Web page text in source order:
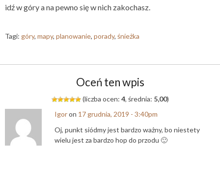
idź w góry a na pewno się w nich zakochasz.
Tagi: góry, mapy, planowanie, porady, śnieżka
Oceń ten wpis
(liczba ocen: 4, średnia: 5,00)
Igoron 17 grudnia, 2019 - 3:40pm
Oj, punkt siódmy jest bardzo ważny, bo niestety
wielu jest za bardzo hop do przodu 🙂